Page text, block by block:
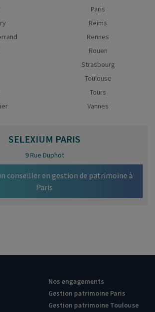
Paris
Reims
Rennes
Rouen
Strasbourg
Toulouse
Tours
Vannes
SELEXIUM PARIS
9 Rue Duphot
conseiller en gestion de patrimoine à
Paris
Nos engagements
Gestion patrimoine Paris
Gestion patrimoine Toulouse